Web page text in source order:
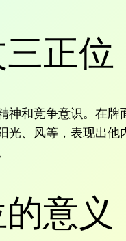
正位
和竞争意识。在
、风等，表现出
意义